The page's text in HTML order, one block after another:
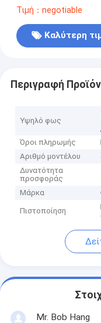
κλειδαριών
Τιμή：negotiable
Καλύτερη
Περιγραφή
Υψηλό φως
,
Όροι πληρωμής
Αριθμό μοντέλου
Δυνατότητα
προσφοράς
Μάρκα
Πιστοποίηση
Mr. Bob Hang